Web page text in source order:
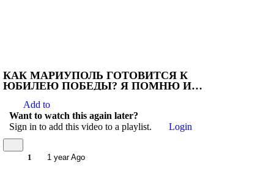
КАК МАРИУПОЛЬ ГОТОВИТСЯ К
ЮБИЛЕЮ ПОБЕДЫ? Я ПОМНЮ И
МЕМОРИАЛ СЛАВЫ!
Add to
Want to watch this again later?
Sign in to add this video to a playlist.
Login
1 1 year Ago